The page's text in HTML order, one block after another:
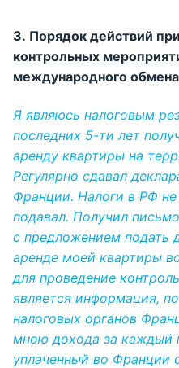
3. Порядок действий
контрольных
международного
Я являюсь налоговым
последних 5-ти лет
аренду квартиры на
Регулярно сдавал
Франции. Налоги в РФ не
подавал. Получил
с предложением подать
аренде моей квартиры
для проведение
является информация,
налоговых органов
мною дохода за каждый
уплаченный во Франции